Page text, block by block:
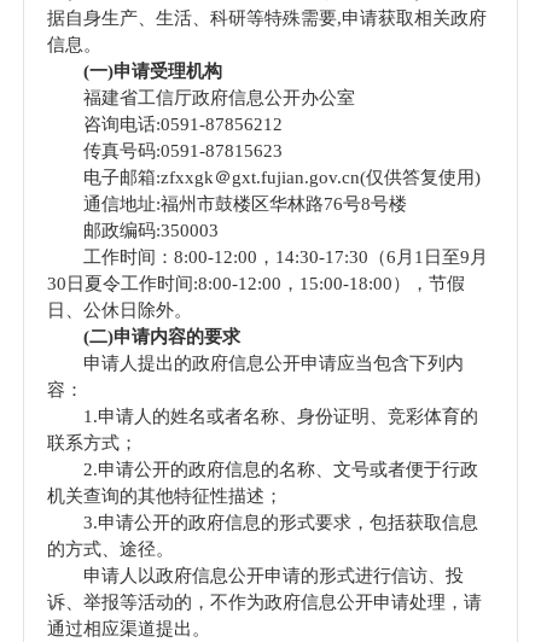
据自身生产、生活、科研等特殊需要,申请获取相关政府
信息。
(一)申请受理机构
福建省工信厅政府信息公开办公室
咨询电话:0591-87856212
传真号码:0591-87815623
电子邮箱:zfxxgk＠gxt.fujian.gov.cn(仅供答复使用)
通信地址:福州市鼓楼区华林路76号8号楼
邮政编码:350003
工作时间：8:00-12:00，14:30-17:30（6月1日至9月
30日夏令工作时间:8:00-12:00，15:00-18:00），节假
日、公休日除外。
(二)申请内容的要求
申请人提出的政府信息公开申请应当包含下列内
容：
1.申请人的姓名或者名称、身份证明、竞彩体育的
联系方式；
2.申请公开的政府信息的名称、文号或者便于行政
机关查询的其他特征性描述；
3.申请公开的政府信息的形式要求，包括获取信息
的方式、途径。
申请人以政府信息公开申请的形式进行信访、投
诉、举报等活动的，不作为政府信息公开申请处理，请
通过相应渠道提出。